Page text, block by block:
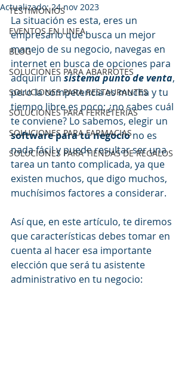
TESTIMONIOS
EVENTOS EN LINEA
BLOG
SOLUCIONES PARA ABARROTES
SOLUCIONES PARA RESTAURANTES
SOLUCIONES PARA FERRETERÍAS
SOLUCIONES PARA FARMACIAS
SOLUCIONES PARA TIENDAS DE REGALOS
Actualizado:24 nov 2023
La situación es esta, eres un
empresario que busca un mejor
manejo de su negocio, navegas en
internet en busca de opciones para
adquirir un sistema punto de venta,
pero la competencia es mucha y tu
tiempo libre es poco; ¿no sabes cuál
te conviene? Lo sabemos, elegir un
software para tu negocio no es
nada fácil y puede resultar ser una
tarea un tanto complicada, ya que
existen muchos, que digo muchos,
muchísimos factores a considerar.
Así que, en este artículo, te diremos
que características debes tomar en
cuenta al hacer esa importante
elección que será tu asistente
administrativo en tu negocio: